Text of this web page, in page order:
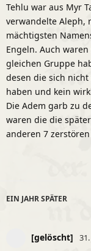
Tehlu war aus Myr
verwandelte Aleph,
mächtigsten
Engeln. Auch
gleichen Gruppe
desen die sich
haben und kein
Die Adem garb zu
waren die die
anderen 7
EIN JAHRSPÄTER
[gelöscht]